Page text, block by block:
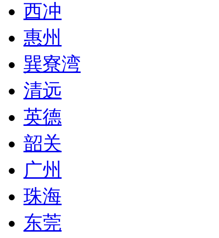
西冲
惠州
巽寮湾
清远
英德
韶关
广州
珠海
东莞